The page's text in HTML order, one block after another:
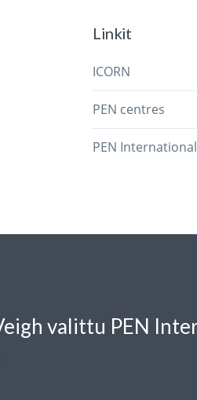
Linkit
ICORN
PEN centres
PEN International